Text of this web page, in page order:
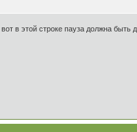
в этой строке пауза должна